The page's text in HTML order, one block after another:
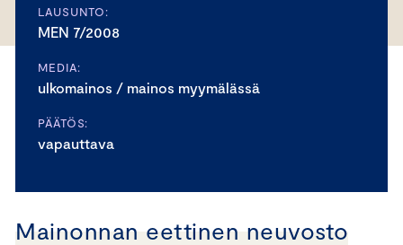
LAUSUNTO:
MEN 7/2008
MEDIA:
ulkomainos / mainos myymälässä
PÄÄTÖS:
vapauttava
Mainonnan eettinen neuvosto